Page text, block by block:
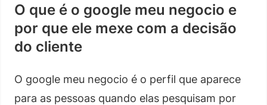
O que é o google meu negocio e
por que ele mexe com a decisão
do cliente
O google meu negocio é o perfil que aparece
para as pessoas quando elas pesquisam por